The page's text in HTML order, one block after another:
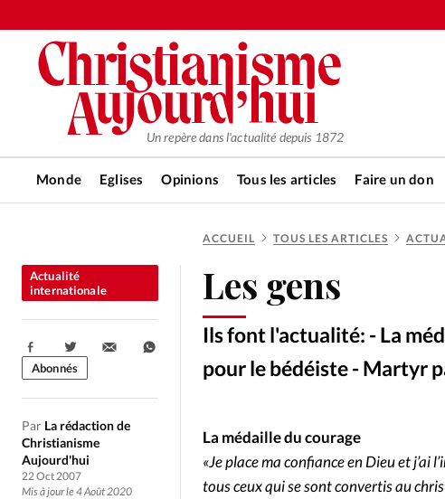
Un repère dans l'actualité depuis 1872
Monde Eglises Opinions Tous les articles Faire un don
RUBRIQUES
Tous les articles
Actualité
Actualité internationale
Culture
Génération réveil
Monde
ACCUEIL TOUS LES ARTICLES
Les gens
Ils font l'actualité: - La
pour le bédéiste - Martyr
Actualité
internationale
Par La rédaction de
Christianisme
Aujourd'hui
22 Oct 2007
Mis à jour le 4 Août 2020
Partager:
Abonnés
La médaille du courage
«Je place ma confiance en Dieu et j’ai
tous ceux qui se sont convertis au